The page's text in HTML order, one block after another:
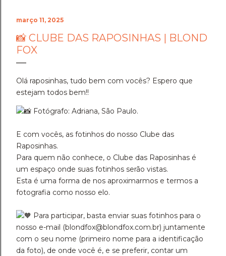
março 11, 2025
📸 CLUBE DAS RAPOSINHAS | BLOND
FOX
Olá raposinhas, tudo bem com vocês? Espero que
estejam todos bem!!
Fotógrafo: Adriana, São Paulo.
E com vocês, as fotinhos do nosso Clube das
Raposinhas.
Para quem não conhece, o Clube das Raposinhas é
um espaço onde suas fotinhos serão vistas.
Esta é uma forma de nos aproximarmos e termos a
fotografia como nosso elo.
Para participar, basta enviar suas fotinhos para o
nosso e-mail (blondfox@blondfox.com.br) juntamente
com o seu nome (primeiro nome para a identificação
da foto), de onde você é, e se preferir, contar um